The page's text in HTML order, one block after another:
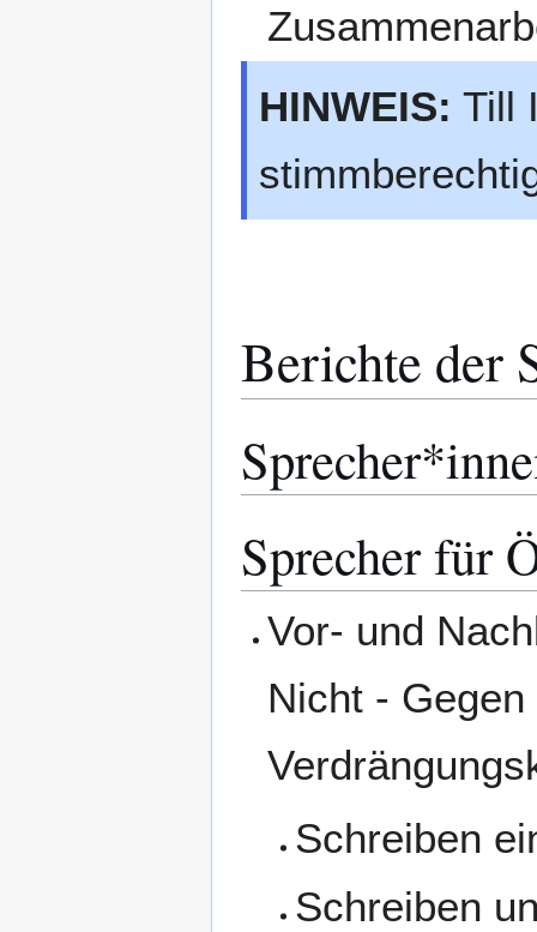
HINWEIS: Till
Berichte der
Sprecher für
Vor- und
Nicht -
Schreiben
Schreiben